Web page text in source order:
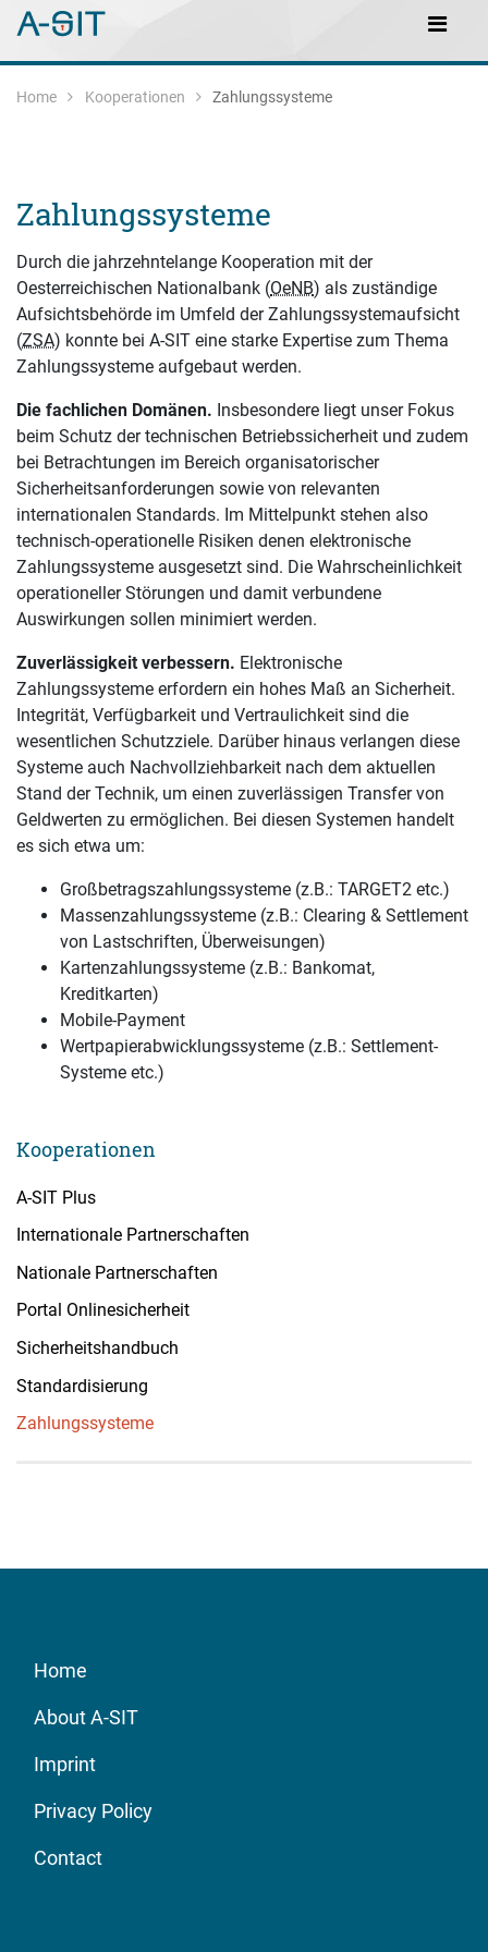
Zum Inhalt springen
Zur Navigation springen
Main Navigation
Home Kooperationen Zahlungssysteme
Zahlungssysteme
Durch die jahrzehntelange Kooperation mit der
Oesterreichischen Nationalbank (OeNB) als zuständige
Aufsichtsbehörde im Umfeld der Zahlungssystemaufsicht
(ZSA) konnte bei A-SIT eine starke Expertise zum Thema
Zahlungssysteme aufgebaut werden.
Die fachlichen Domänen. Insbesondere liegt unser Fokus
beim Schutz der technischen Betriebssicherheit und zudem
bei Betrachtungen im Bereich organisatorischer
Sicherheitsanforderungen sowie von relevanten
internationalen Standards. Im Mittelpunkt stehen also
technisch-operationelle Risiken denen elektronische
Zahlungssysteme ausgesetzt sind. Die Wahrscheinlichkeit
operationeller Störungen und damit verbundene
Auswirkungen sollen minimiert werden.
Zuverlässigkeit verbessern. Elektronische
Zahlungssysteme erfordern ein hohes Maß an Sicherheit.
Integrität, Verfügbarkeit und Vertraulichkeit sind die
wesentlichen Schutzziele. Darüber hinaus verlangen diese
Systeme auch Nachvollziehbarkeit nach dem aktuellen
Stand der Technik, um einen zuverlässigen Transfer von
Geldwerten zu ermöglichen. Bei diesen Systemen handelt
es sich etwa um:
Großbetragszahlungssysteme (z.B.: TARGET2 etc.)
Massenzahlungssysteme (z.B.: Clearing & Settlement
von Lastschriften, Überweisungen)
Kartenzahlungssysteme (z.B.: Bankomat,
Kreditkarten)
Mobile-Payment
Wertpapierabwicklungssysteme (z.B.: Settlement-
Systeme etc.)
Kooperationen
A-SIT Plus
Internationale Partnerschaften
Nationale Partnerschaften
Portal Onlinesicherheit
Sicherheitshandbuch
Standardisierung
Zahlungssysteme
Home
About A-SIT
Imprint
Privacy Policy
Contact